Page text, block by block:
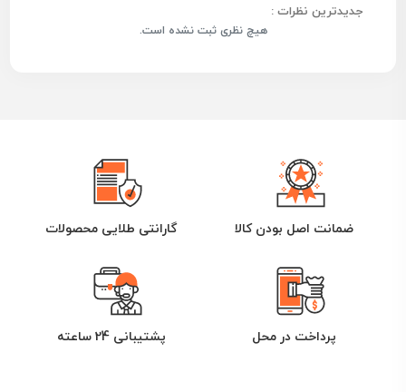
جدیدترین نظرات :
هیچ نظری ثبت نشده است.
ضمانت اصل بودن کالا گارانتی طلایی محصولات
پرداخت در محل پشتیبانی 24 ساعته